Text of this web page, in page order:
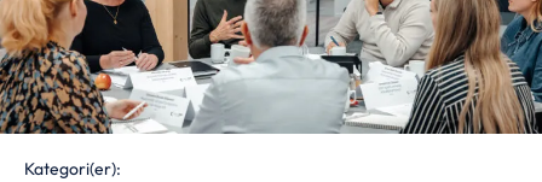
Kategori(er):